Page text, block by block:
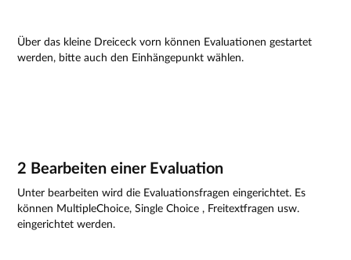
Über das kleine Dreiceck vorn können Evaluationen gestartet
werden, bitte auch den Einhängepunkt wählen.
2 Bearbeiten einer Evaluation
Unter bearbeiten wird die Evaluationsfragen eingerichtet. Es
können MultipleChoice, Single Choice , Freitextfragen usw.
eingerichtet werden.